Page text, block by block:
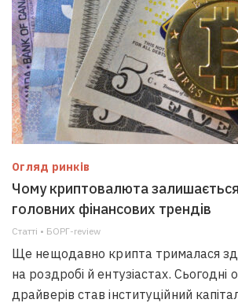
Огляд ринків
Чому криптовалюта
головних фінансових трендів
Статті • БОРГ-review
Ще нещодавно крипта трималася
на роздробі й ентузіастах. Сьогодні
драйверів став інституційний